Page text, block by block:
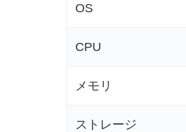
OS
CPU
メモリ
ストレージ